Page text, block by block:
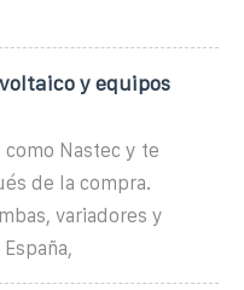
y equipos
como Nastec y te
de la compra.
variadores y